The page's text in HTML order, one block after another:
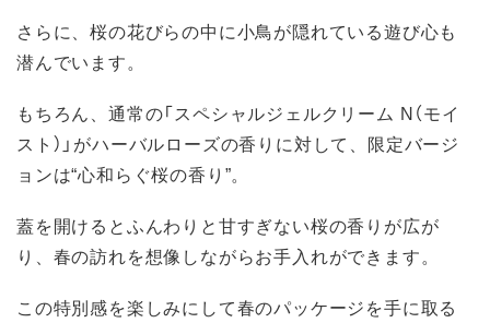
さらに、桜の花びらの中に小鳥が隠れている遊び心も
潜んでいます。
もちろん、通常の「スペシャルジェルクリーム N（モイ
スト）」がハーバルローズの香りに対して、限定バージ
ョンは“心和らぐ桜の香り”。
蓋を開けるとふんわりと甘すぎない桜の香りが広が
り、春の訪れを想像しながらお手入れができます。
この特別感を楽しみにして春のパッケージを手に取る